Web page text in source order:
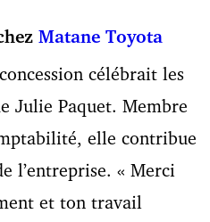
Matane Toyota
célébrait les
Julie Paquet. Membre
elle contribue
l’entreprise. « Merci
et ton travail